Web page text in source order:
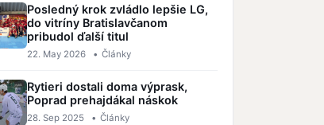
Posledný krok zvládlo lepšie LG,
do vitríny Bratislavčanom
pribudol ďalší titul
22. May 2026 • Články
Rytieri dostali doma výprask,
Poprad prehajdákal náskok
28. Sep 2025 • Články